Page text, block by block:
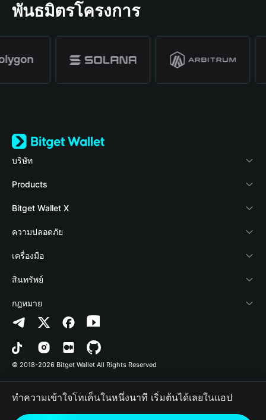
พันธมิตรโครงการ
บริษัท
เกี่ยวกับ Bitget Wallet
Blog
Academy
ข่าวสารด้านคริปโต
ศูนย์ช่วยเหลือ
ติดต่อเรา
ทรัพยากรข้อมูลของแบรนด์
อาชีพ
Products
Crypto Card
Stablecoin Earn
Payfi Crypto
Crypto Swap API
Altcoin Season Index
Prediction Markets
DApp
RWA
Bitget Wallet X
นักพัฒนา
เชื่อมต่อ Wallet
Bitget Wallet Pay
ลิสต์โปรเจกต์
ความปลอดภัย
Protection Fund
เทคโนโลยีความปลอดภัย
เครื่องมือ
ซื้อคริปโต
การตรวจจับการอนุญาต
การตรวจจับสัญญา
การโอนเป็นชุด
สินทรัพย์
Arbitrum
Avalanche
Bitcoin
Polygon
กฎหมาย
นโยบายความเป็นส่วนตัว
ข้อตกลงในการใช้บริการ
© 2018-2026 Bitget Wallet All Rights Reserved
ทำความเข้าใจโทเค็นในหนึ่งนาที เริ่มต้นได้เลยในแอป